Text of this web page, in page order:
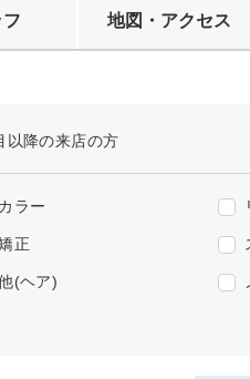
地図・アクセス
以降の来店の方
ラー
正
(ヘア)